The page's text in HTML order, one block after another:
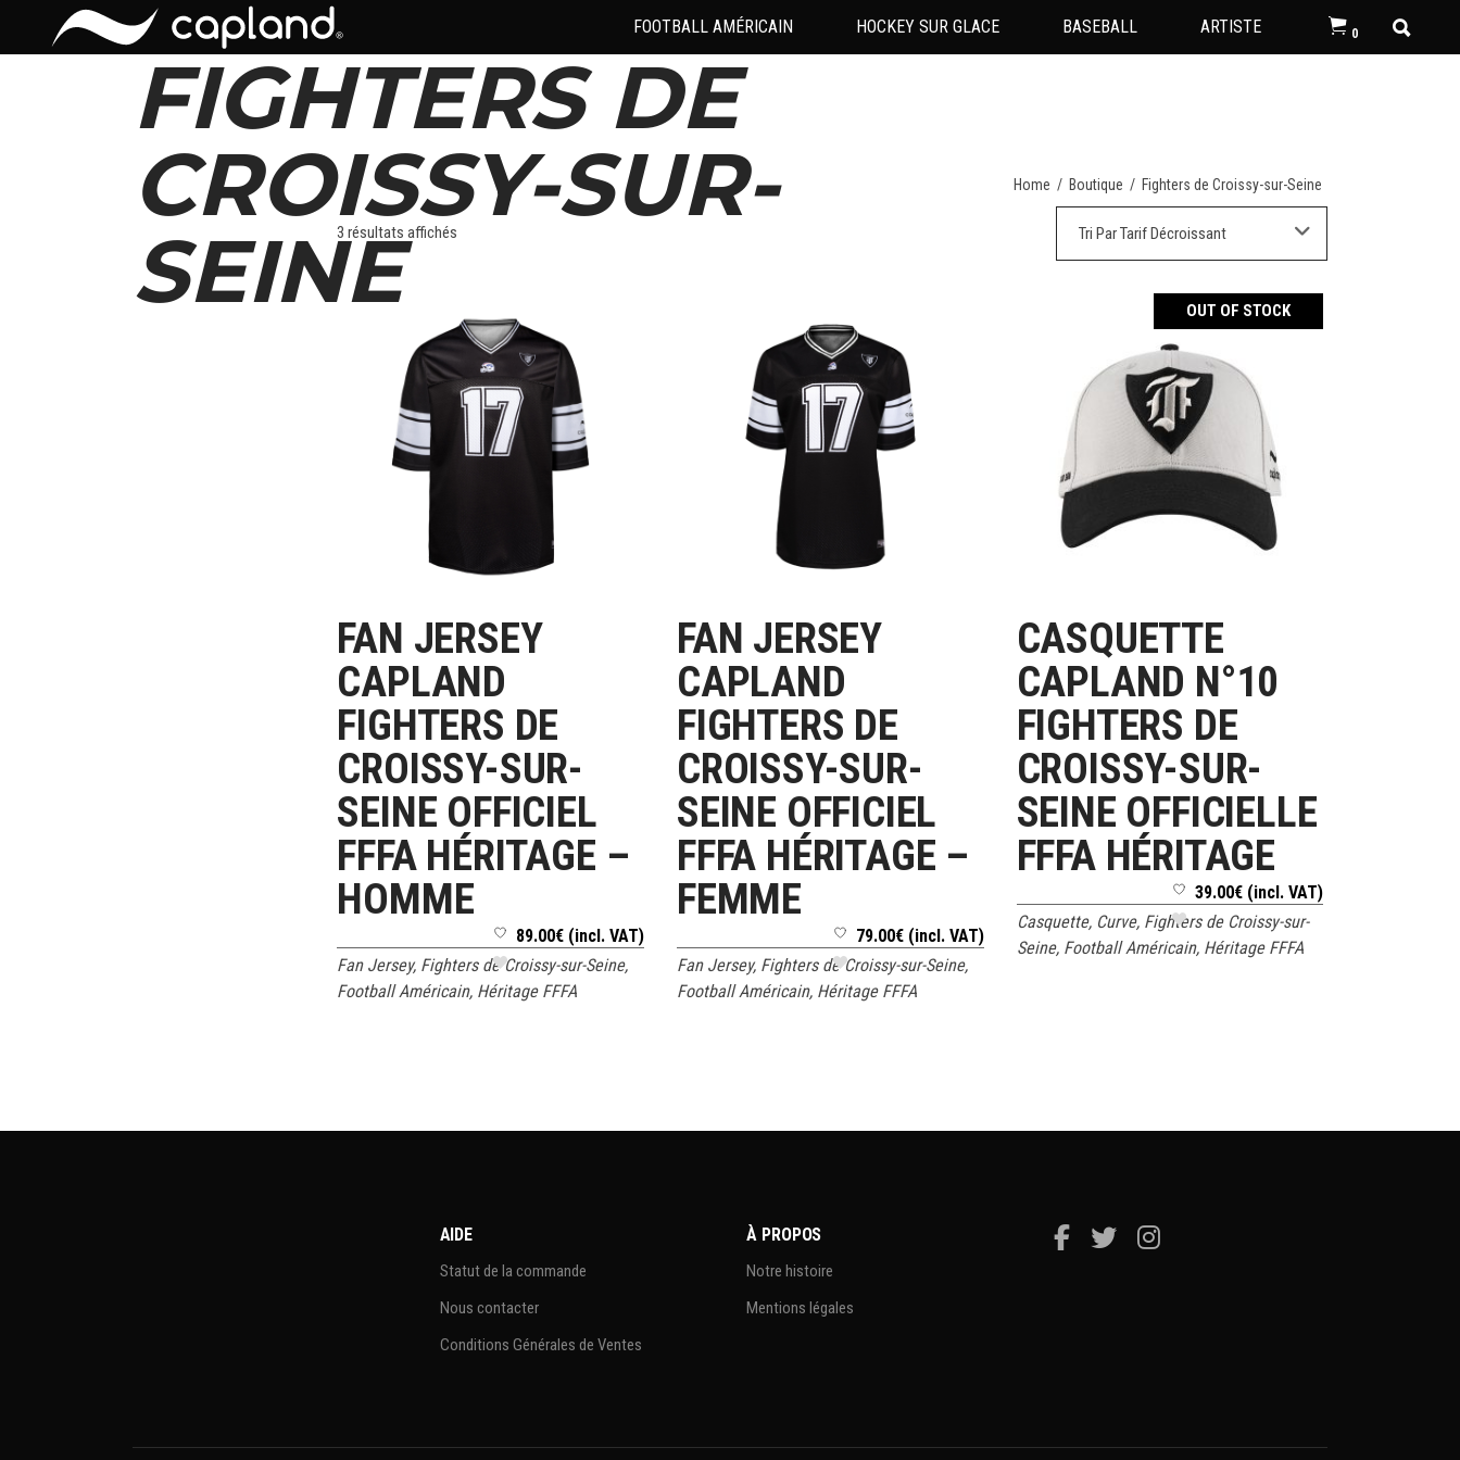
FOOTBALL AMÉRICAIN HOCKEY SUR GLACE BASEBALL ARTISTE 0
FIGHTERS DE
CROISSY-SUR-
SEINE
Home / Boutique / Fighters de Croissy-sur-Seine
3 résultats affichés Tri Par Tarif Décroissant
CHOIX DES OPTIONS
FAN JERSEY
CAPLAND
FIGHTERS DE
CROISSY-SUR-
SEINE OFFICIEL
FFFA HÉRITAGE –
HOMME
89.00€ (incl. VAT)
Fan Jersey, Fighters de Croissy-sur-Seine,
Football Américain, Héritage FFFA
CHOIX DES OPTIONS
FAN JERSEY
CAPLAND
FIGHTERS DE
CROISSY-SUR-
SEINE OFFICIEL
FFFA HÉRITAGE –
FEMME
79.00€ (incl. VAT)
Fan Jersey, Fighters de Croissy-sur-Seine,
Football Américain, Héritage FFFA
OUT OF STOCK
LIRE LA SUITE
CASQUETTE
CAPLAND N°10
FIGHTERS DE
CROISSY-SUR-
SEINE OFFICIELLE
FFFA HÉRITAGE
39.00€ (incl. VAT)
Casquette, Curve, Fighters de Croissy-sur-
Seine, Football Américain, Héritage FFFA
AIDE
Statut de la commande
Nous contacter
Conditions Générales de Ventes
À PROPOS
Notre histoire
Mentions légales